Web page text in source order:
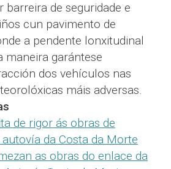
barreira de seguridade e
cun pavimento de
a pendente lonxitudinal
maneira garántese
dos vehículos nas
máis adversas.
de rigor ás obras de
da Costa da Morte
as obras do enlace da